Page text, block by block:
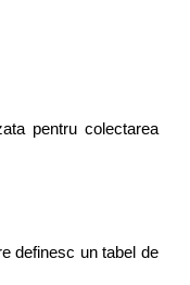
pentru colectarea
definesc un tabel de